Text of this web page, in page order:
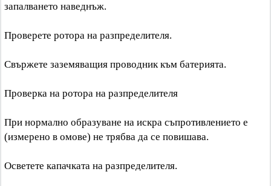
запалването наведнъж.
Проверете ротора на разпределителя.
Свържете заземяващия проводник към батерията.
Проверка на ротора на разпределителя
При нормално образуване на искра съпротивлението е
(измерено в омове) не трябва да се повишава.
Осветете капачката на разпределителя.